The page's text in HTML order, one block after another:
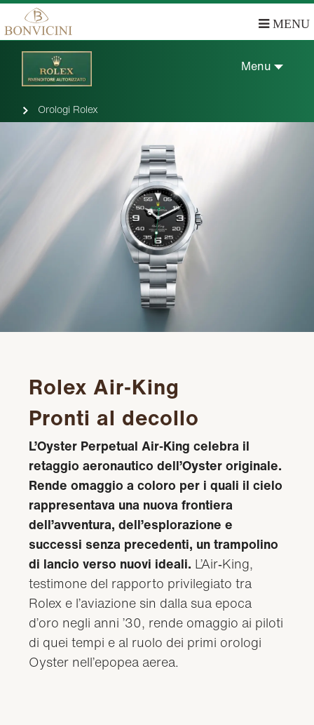
MENU
Menu
Orologi Rolex
Rolex Air‑King
Pronti al decollo
L’Oyster Perpetual Air‑King celebra il
retaggio aeronautico dell’Oyster originale.
Rende omaggio a coloro per i quali il cielo
rappresentava una nuova frontiera
dell’avventura, dell’esplorazione e
successi senza precedenti, un trampolino
di lancio verso nuovi ideali. L’Air‑King,
testimone del rapporto privilegiato tra
Rolex e l’aviazione sin dalla sua epoca
d’oro negli anni ’30, rende omaggio ai piloti
di quei tempi e al ruolo dei primi orologi
Oyster nell’epopea aerea.